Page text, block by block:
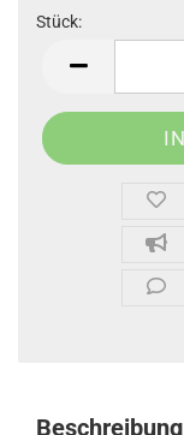
Stück:
Beschreibung